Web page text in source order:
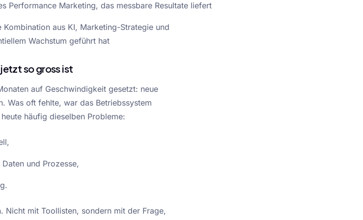
Performance Marketing, das messbare Resultate liefert
aus KI, Marketing-Strategie und
Wachstum geführt hat
so gross ist
auf Geschwindigkeit gesetzt: neue
Was oft fehlte, war das Betriebssystem
häufig dieselben Probleme:
und Prozesse,
Nicht mit Toollisten, sondern mit der Frage,